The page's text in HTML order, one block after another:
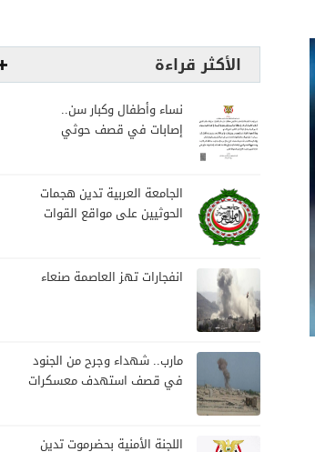
الأكثر قراءة
نساء وأطفال وكبار سن..
إصابات في قصف حوثي
الجامعة العربية تدين هجمات
الحوثيين على مواقع القوات
انفجارات تهز العاصمة صنعاء
مارب.. شهداء وجرح من الجنود
في قصف استهدف معسكرات
اللجنة الأمنية بحضرموت تدين